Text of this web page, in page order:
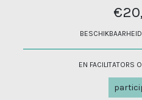
EN FACILITATORS